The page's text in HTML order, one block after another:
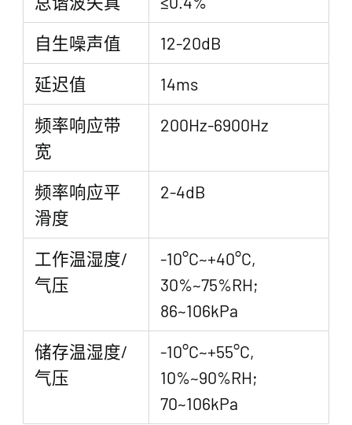
自生噪声值
12-20dB
延迟值
14ms
频率响应带
宽
200Hz-6900Hz
频率响应平
滑度
2-4dB
工作温湿度/
气压
-10°C~+40°C,
30%~75%RH;
86~106kPa
储存温湿度/
气压
-10°C~+55°C,
10%~90%RH;
70~106kPa